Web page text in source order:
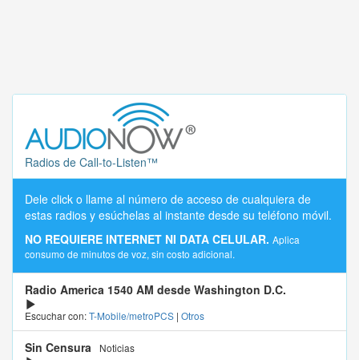
Radios de Call-to-Listen™
Dele click o llame al número de acceso de cualquiera de
estas radios y esúchelas al instante desde su teléfono móvil.
NO REQUIERE INTERNET NI DATA CELULAR. Aplica
consumo de minutos de voz, sin costo adicional.
Radio America 1540 AM desde Washington D.C.
Escuchar con:T-Mobile/metroPCS | Otros
Sin Censura
Noticias